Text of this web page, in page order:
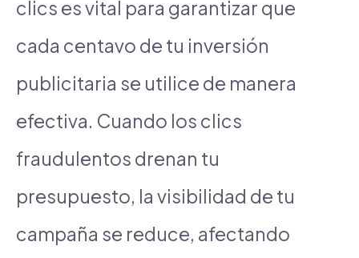
clics es vital para garantizar que
cada centavo de tu inversión
publicitaria se utilice de manera
efectiva. Cuando los clics
fraudulentos drenan tu
presupuesto, la visibilidad de tu
campaña se reduce, afectando